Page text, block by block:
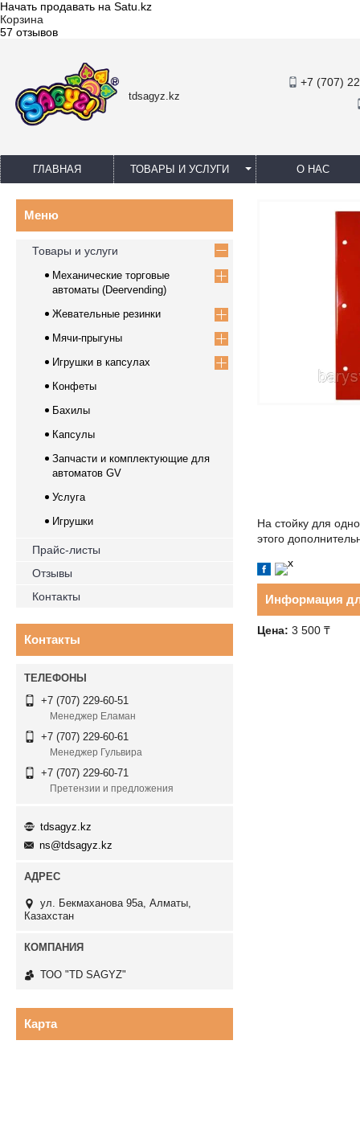
Начать продавать на Satu.kz
Корзина
57 отзывов
tdsagyz.kz
+7 (707)
ГЛАВНАЯ ТОВАРЫ И УСЛУГИ О НАС
На стойку для
этого
Информация
Цена: 3 500 ₸
Товары и услуги
Механические торговые
автоматы (Deervending)
Жевательные резинки
Мячи-прыгуны
Игрушки в капсулах
Конфеты
Бахилы
Капсулы
Запчасти и комплектующие для
автоматов GV
Услуга
Игрушки
Прайс-листы
Отзывы
Контакты
Контакты
+7 (707) 229-60-51
Менеджер Еламан
+7 (707) 229-60-61
Менеджер Гульвира
+7 (707) 229-60-71
Претензии и предложения
tdsagyz.kz
ns@tdsagyz.kz
ул. Бекмаханова 95а, Алматы,
Казахстан
ТОО "TD SAGYZ"
Карта